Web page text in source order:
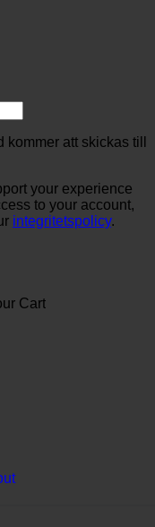
att skickas till
your experience
to your account,
integritetspolicy.
Cart